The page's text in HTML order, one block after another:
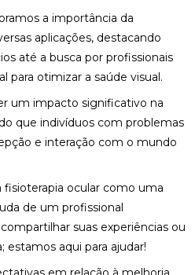
a importância da
aplicações, destacando
até a busca por profissionais
para otimizar a saúde visual.
um impacto significativo na
que indivíduos com problemas
e interação com o mundo
fisioterapia ocular como uma
de um profissional
suas experiências ou
aqui para ajudar!
SAÚDE